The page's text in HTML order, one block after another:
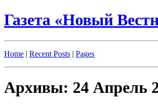
Газета «Новый
Home | Recent Posts | Pages
Архивы: 24 Апрель